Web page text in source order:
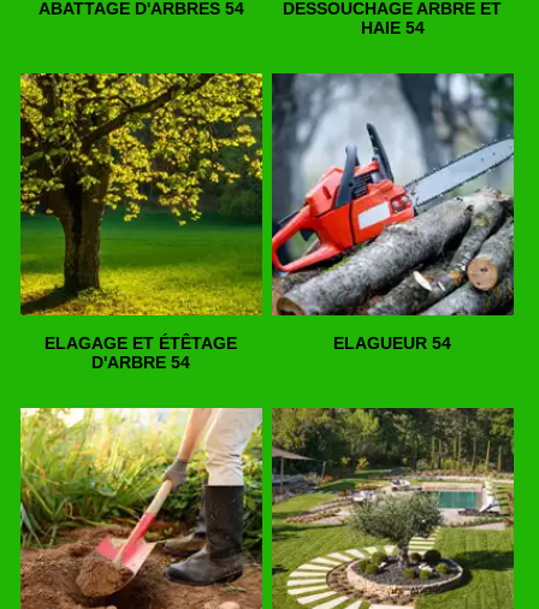
ABATTAGE D'ARBRES 54
DESSOUCHAGE ARBRE ET
HAIE 54
ELAGAGE ET ÉTÊTAGE
D'ARBRE 54
ELAGUEUR 54